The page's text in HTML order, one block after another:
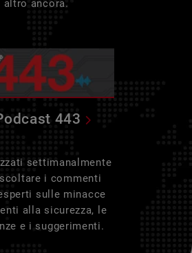
altro ancora.
443
settimanalmente
i commenti
sulle minacce
alla sicurezza, le
e i suggerimenti.